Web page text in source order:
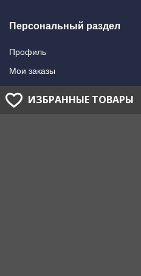
Персональный раздел
Профиль
Мои заказы
Мои подписки
Написать в поддержку
ИЗБРАННЫЕ ТОВАРЫ